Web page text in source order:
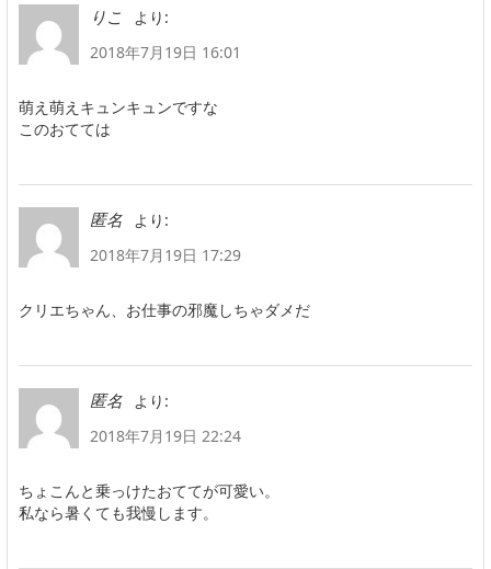
りこ
より:
2018年7月19日 16:01
萌え萌えキュンキュンですな
このおてては
匿名
より:
2018年7月19日 17:29
クリエちゃん、お仕事の邪魔しちゃダメだ
匿名
より:
2018年7月19日 22:24
ちょこんと乗っけたおててが可愛い。
私なら暑くても我慢します。